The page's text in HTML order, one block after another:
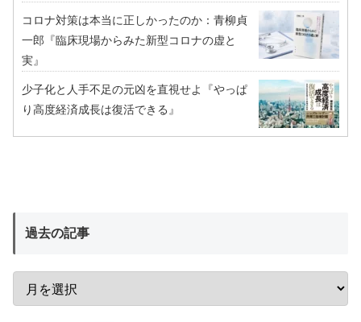
コロナ対策は本当に正しかったのか：青柳貞
一郎『臨床現場からみた新型コロナの虚と
実』
少子化と人手不足の元凶を直視せよ『やっぱ
り高度経済成長は復活できる』
過去の記事